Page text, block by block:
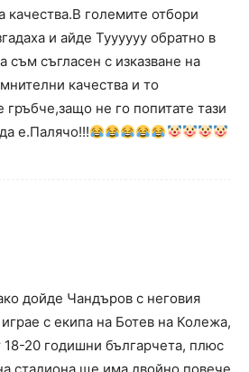
големите отбори
и айде Туууууу обратно в
съм съгласен с изказване на
качества и то
не го попитате тази
е.Палячо!!!
дойде Чандъров с неговия
с екипа на Ботев на Колежа,
18-20 годишни българчета, плюс